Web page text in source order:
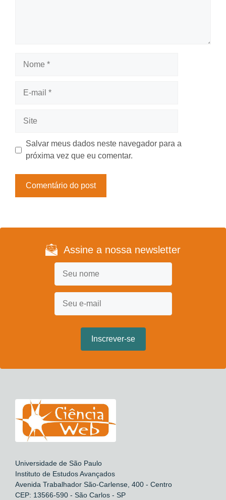
Salvar meus dados neste navegador para a
próxima vez que eu comentar.
Assine a nossa newsletter
Universidade de São Paulo
Instituto de Estudos Avançados
Avenida Trabalhador São-Carlense, 400 - Centro
CEP: 13566-590 - São Carlos - SP